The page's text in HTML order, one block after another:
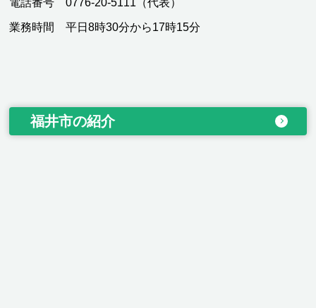
業務時間 平日8時30分から17時15分
福井市の紹介